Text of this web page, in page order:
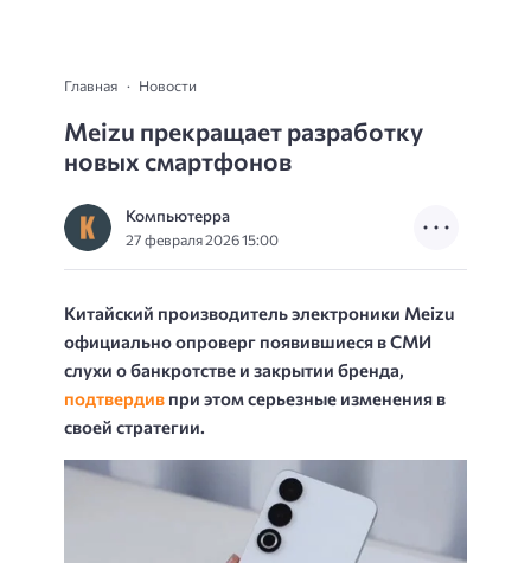
Главная Новости
Meizu прекращает разработку
новых смартфонов
Компьютерра
27 февраля 2026 15:00
Китайский производитель электроники Meizu
официально опроверг появившиеся в СМИ
слухи о банкротстве и закрытии бренда,
подтвердив при этом серьезные изменения в
своей стратегии.